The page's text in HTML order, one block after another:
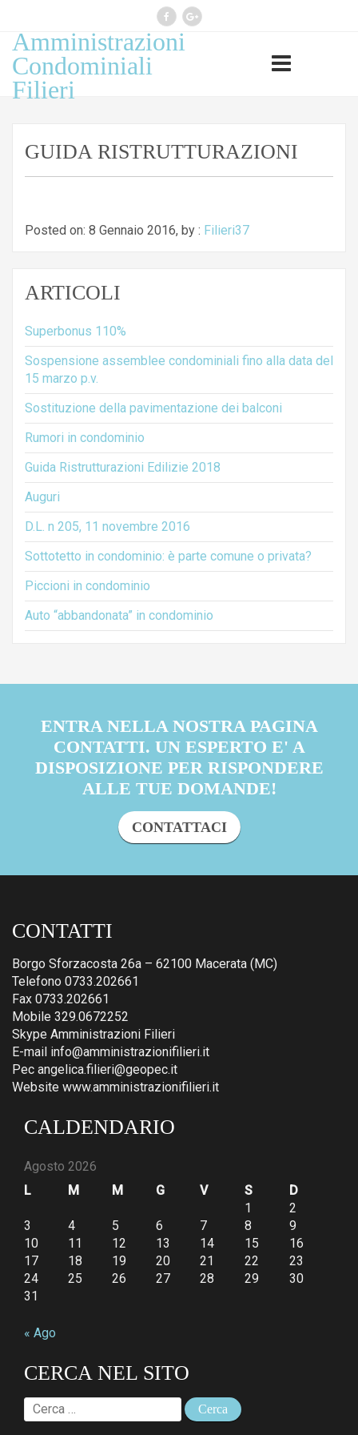
Professione esercitata ai sensi
legge 14 gennaio 2013, n 4
Amministrazioni
Condominiali
Filieri
GUIDA RISTRUTTURAZIONI
Posted on: 8 Gennaio 2016, by : Filieri37
ARTICOLI
Superbonus 110%
Sospensione assemblee condominiali fino alla data del
15 marzo p.v.
Sostituzione della pavimentazione dei balconi
Rumori in condominio
Guida Ristrutturazioni Edilizie 2018
Auguri
D.L. n 205, 11 novembre 2016
Sottotetto in condominio: è parte comune o privata?
Piccioni in condominio
Auto “abbandonata” in condominio
ENTRA NELLA NOSTRA PAGINA
CONTATTI. UN ESPERTO E' A
DISPOSIZIONE PER RISPONDERE
ALLE TUE DOMANDE!
CONTATTACI
CONTATTI
Borgo Sforzacosta 26a – 62100 Macerata (MC)
Telefono 0733.202661
Fax 0733.202661
Mobile 329.0672252
Skype Amministrazioni Filieri
E-mail info@amministrazionifilieri.it
Pec angelica.filieri@geopec.it
Website www.amministrazionifilieri.it
CALDENDARIO
Agosto 2026
L
M M G V S
D
1
2
3
4 5 6 7 8
9
10
11 12 13 14 15
16
17
18 19 20 21 22
23
24
25 26 27 28 29
30
31
« Ago
CERCA NEL SITO
Ricerca
per: